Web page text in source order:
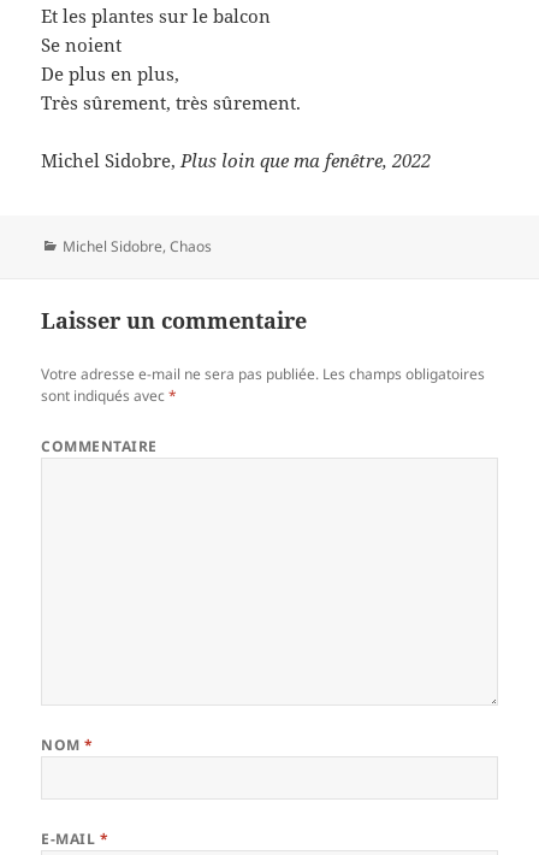
Et les plantes sur le balcon
Se noient
De plus en plus,
Très sûrement, très sûrement.
Michel Sidobre, Plus loin que ma fenêtre, 2022
Catégories
Michel Sidobre,Chaos
Laisser un commentaire
Votre adresse e-mail ne sera pas publiée. Les champs obligatoires
sont indiqués avec*
COMMENTAIRE
NOM*
E-MAIL *